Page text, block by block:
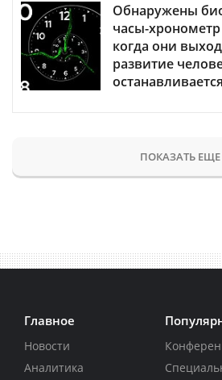
Обнаружены
часы-
когда они
развитие
останавливается
ПОКАЗАТЬ ЕЩЕ
Главное
Новости
Аналитика